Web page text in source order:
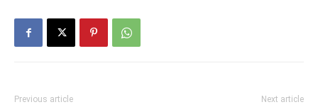
Previous article Next article